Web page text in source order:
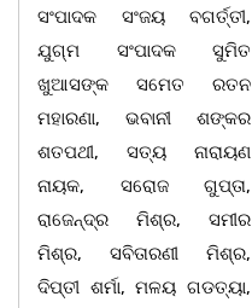
ସଂପାଦକ ସଂଜୟ ବଗର୍ତ୍ତୀ,
ଯୁଗ୍ମ ସଂପାଦକ ସୁମିତ
ଖୁଆସଙ୍କ ସମେତ ରତନ
ମହାରଣା, ଭବାନୀ ଶଙ୍କର
ଶତପଥୀ, ସତ୍ୟ ନାରାୟଣ
ନାୟକ, ସରୋଜ ଗୁପ୍ତା,
ରାଜେନ୍ଦ୍ର ମିଶ୍ର, ସମୀର
ମିଶ୍ର, ସବିତାରଣୀ ମିଶ୍ର,
ଦିପ୍ତୀ ଶର୍ମା, ମଳୟ ଗଡତ୍ୟା,